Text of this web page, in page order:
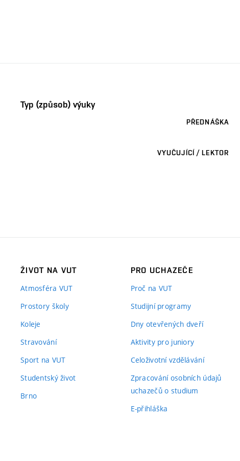
Typ (způsob) výuky
PŘEDNÁŠKA
VYUČUJÍCÍ / LEKTOR
ŽIVOT NA VUT
Atmosféra VUT
Prostory školy
Koleje
Stravování
Sport na VUT
Studentský život
Brno
PRO UCHAZEČE
Proč na VUT
Studijní programy
Dny otevřených dveří
Aktivity pro juniory
Celoživotní vzdělávání
Zpracování osobních údajů
uchazečů o studium
E-přihláška